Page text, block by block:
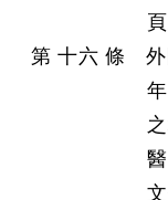
第 十六 條 外